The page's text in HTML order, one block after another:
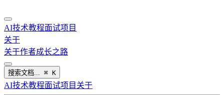
AI技术教程面试项目
关于
关于作者成长之路
搜索文档... ⌘ K
AI技术教程面试项目 关于